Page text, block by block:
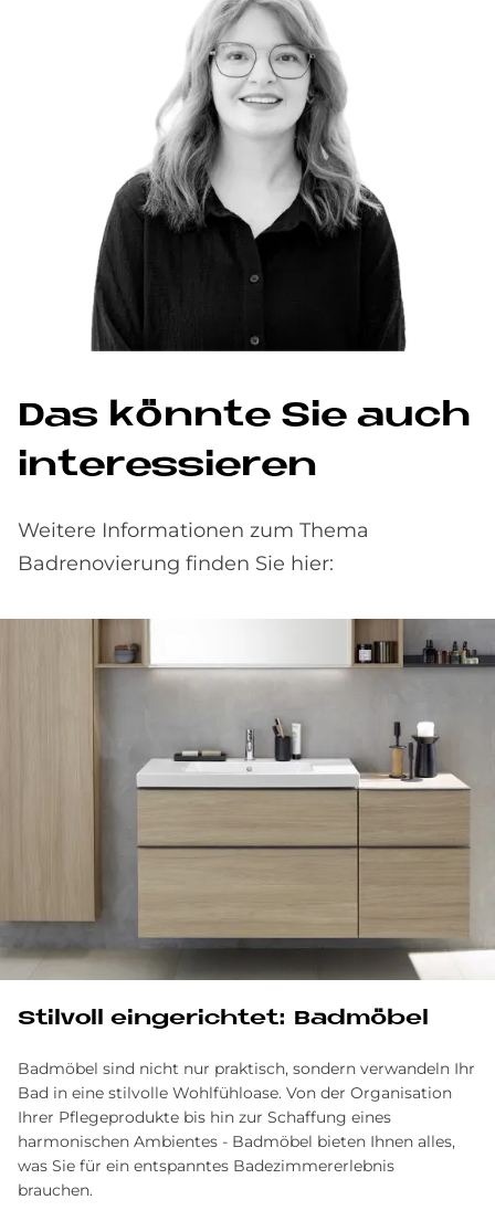
Das könnte Sie auch
interessieren
Weitere Informationen zum Thema
Badrenovierung finden Sie hier:
Stil­voll ein­ge­rich­tet: Bad­mö­bel
Badmöbel sind nicht nur praktisch, sondern verwandeln Ihr
Bad in eine stilvolle Wohlfühl­oase. Von der Organisation
Ihrer Pflege­produkte bis hin zur Schaf­fung eines
harmonischen Ambientes - Bad­möbel bieten Ihnen alles,
was Sie für ein ent­spanntes Badezimm­ererlebnis
brauchen.